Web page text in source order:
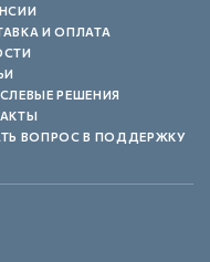
И ОПЛАТА
РЕШЕНИЯ
ВОПРОС В ПОДДЕРЖКУ